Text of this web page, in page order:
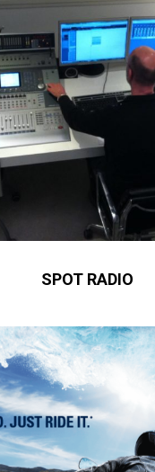
SPOT RADIO